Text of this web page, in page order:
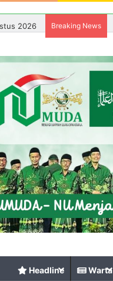
2026 Breaking News
Headline Warta